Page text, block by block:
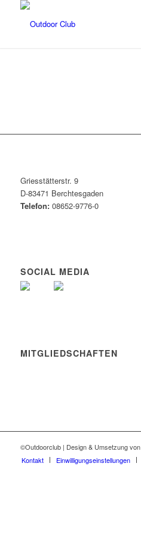
Griesstätterstr. 9
D-83471 Berchtesgaden
Telefon:08652-9776-0
SOCIAL MEDIA
MITGLIEDSCHAFTEN
©Outdoorclub | Design & Umsetzung von
Kontakt
Einwilligungseinstellungen